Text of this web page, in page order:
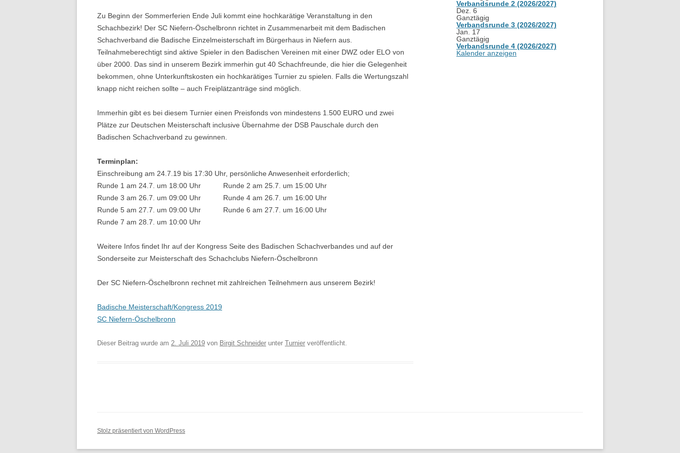
Zu Beginn der Sommerferien Ende Juli kommt eine hochkarätige Veranstaltung in den
Schachbezirk! Der SC Niefern-Öschelbronn richtet in Zusammenarbeit mit dem Badischen
Schachverband die Badische Einzelmeisterschaft im Bürgerhaus in Niefern aus.
Teilnahmeberechtigt sind aktive Spieler in den Badischen Vereinen mit einer DWZ oder ELO von
über 2000. Das sind in unserem Bezirk immerhin gut 40 Schachfreunde, die hier die Gelegenheit
bekommen, ohne Unterkunftskosten ein hochkarätiges Turnier zu spielen. Falls die Wertungszahl
knapp nicht reichen sollte – auch Freiplätzanträge sind möglich.
Immerhin gibt es bei diesem Turnier einen Preisfonds von mindestens 1.500 EURO und zwei
Plätze zur Deutschen Meisterschaft inclusive Übernahme der DSB Pauschale durch den
Badischen Schachverband zu gewinnen.
Terminplan:
Einschreibung am 24.7.19 bis 17:30 Uhr, persönliche Anwesenheit erforderlich;
Runde 1 am 24.7. um 18:00 Uhr Runde 2 am 25.7. um 15:00 Uhr
Runde 3 am 26.7. um 09:00 Uhr Runde 4 am 26.7. um 16:00 Uhr
Runde 5 am 27.7. um 09:00 Uhr Runde 6 am 27.7. um 16:00 Uhr
Runde 7 am 28.7. um 10:00 Uhr
Weitere Infos findet Ihr auf der Kongress Seite des Badischen Schachverbandes und auf der
Sonderseite zur Meisterschaft des Schachclubs Niefern-Öschelbronn
Der SC Niefern-Öschelbronn rechnet mit zahlreichen Teilnehmern aus unserem Bezirk!
Badische Meisterschaft/Kongress 2019
SC Niefern-Öschelbronn
Dieser Beitrag wurde am 2. Juli 2019 von Birgit Schneider unter Turnier veröffentlicht.
Verbandsrunde 2 (2026/2027)
Dez. 6
Ganztägig
Verbandsrunde 3 (2026/2027)
Jan. 17
Ganztägig
Verbandsrunde 4 (2026/2027)
Kalender anzeigen
Stolz präsentiert von WordPress